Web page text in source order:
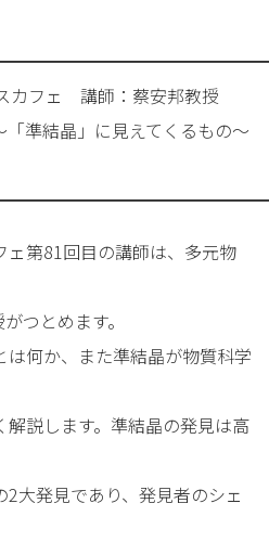
ェ 講師：蔡安邦教授
結晶」に見えてくるもの～
第81回目の講師は、多元物
つとめます。
何か、また準結晶が物質科学
説します。準結晶の発見は高
大発見であり、発見者のシェ